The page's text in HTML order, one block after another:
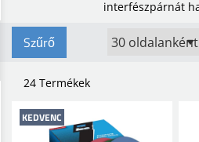
interfészpárnát
Szűrő
24 Termékek
KEDVENC